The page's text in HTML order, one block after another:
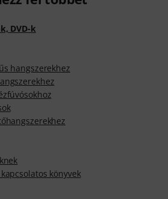
DVD-k
hangszerekhez
könyvek